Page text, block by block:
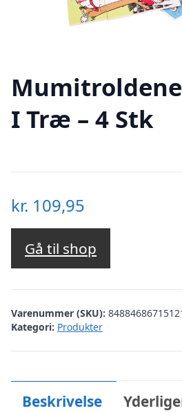
I Træ – 4 Stk
kr. 109,95
Gå til shop
Varenummer (SKU):
Kategori: Produkter
Beskrivelse